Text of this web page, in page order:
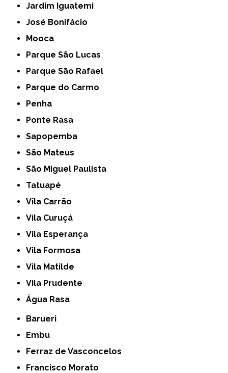
Jardim Iguatemi
José Bonifácio
Mooca
Parque São Lucas
Parque São Rafael
Parque do Carmo
Penha
Ponte Rasa
Sapopemba
São Mateus
São Miguel Paulista
Tatuapé
Vila Carrão
Vila Curuçá
Vila Esperança
Vila Formosa
Vila Matilde
Vila Prudente
Água Rasa
Barueri
Embu
Ferraz de Vasconcelos
Francisco Morato